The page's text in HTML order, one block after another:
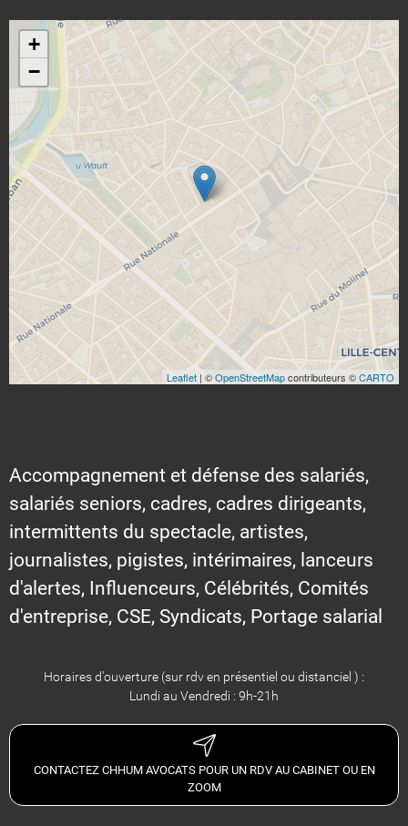
+
−
Leaflet | ©OpenStreetMapcontributeurs ©CARTO
Accompagnement et défense des salariés,
salariés seniors, cadres, cadres dirigeants,
intermittents du spectacle, artistes,
journalistes, pigistes, intérimaires, lanceurs
d'alertes, Influenceurs, Célébrités, Comités
d'entreprise, CSE, Syndicats, Portage salarial
Horaires d'ouverture (sur rdv en présentiel ou distanciel ) :
Lundi au Vendredi : 9h-21h
CONTACTEZ CHHUM AVOCATS POUR UN RDV AU CABINET OU EN
ZOOM